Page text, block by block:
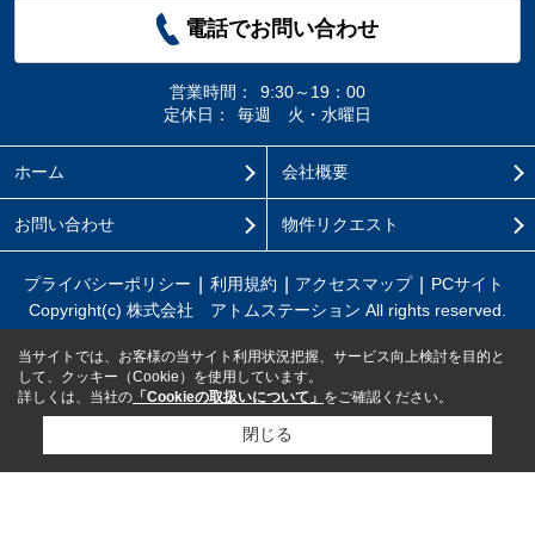
電話でお問い合わせ
営業時間：
9:30～19：00
定休日：
毎週 火・水曜日
ホーム 会社概要
お問い合わせ 物件リクエスト
プライバシーポリシー 利用規約 アクセスマップ
PCサイト
Copyright(c) 株式会社 アトムステーション All rights reserved.
当サイトでは、お客様の当サイト利用状況把握、サービス向上検討を目的と
して、クッキー（Cookie）を使用しています。
詳しくは、当社の 「Cookieの取扱いについて」 をご確認ください。
閉じる